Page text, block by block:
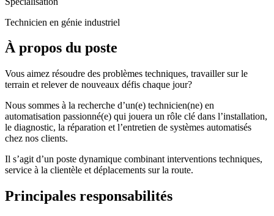
Technicien en génie industriel
À propos du poste
Vous aimez résoudre des problèmes techniques, travailler sur le
terrain et relever de nouveaux défis chaque jour?
Nous sommes à la recherche d’un(e) technicien(ne) en
automatisation passionné(e) qui jouera un rôle clé dans l’installation,
le diagnostic, la réparation et l’entretien de systèmes automatisés
chez nos clients.
Il s’agit d’un poste dynamique combinant interventions techniques,
service à la clientèle et déplacements sur la route.
Principales responsabilités